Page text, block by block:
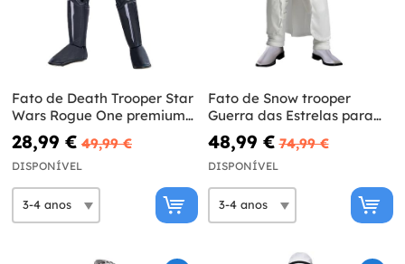
Fato de Death Trooper Star
Wars Rogue One premium
para criança
28,99 € 49,99 €
DISPONÍVEL
Fato de Snow trooper
Guerra das Estrelas para
menino
48,99 € 74,99 €
DISPONÍVEL